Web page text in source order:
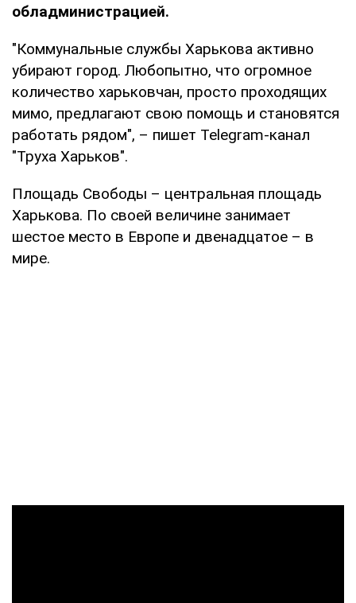
обладминистрацией.
"Коммунальные службы Харькова активно
убирают город. Любопытно, что огромное
количество харьковчан, просто проходящих
мимо, предлагают свою помощь и становятся
работать рядом", – пишет Telegram-канал
"Труха Харьков".
Площадь Свободы – центральная площадь
Харькова. По своей величине занимает
шестое место в Европе и двенадцатое – в
мире.